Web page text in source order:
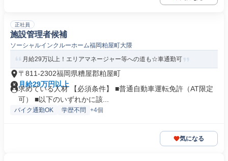
正社員
施設管理者候補
ソーシャルインクルーホーム福岡粕屋町大隈
月給29万以上！エリアマネージャー等への道も☆車通勤可
〒811-2302福岡県糟屋郡粕屋町
月給29万円以上
求めている人材 【必須条件】 ■普通自動車運転免許（AT限定
可） ■以下のいずれかに該...
バイク通勤OK 学歴不問 +4個
気になる